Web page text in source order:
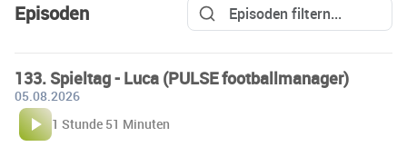
Episoden
133. Spieltag - Luca (PULSE footballmanager)
05.08.2026
1 Stunde 51 Minuten